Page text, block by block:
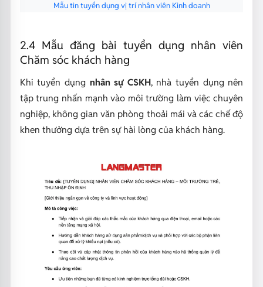
Mẫu tin tuyển dụng vị trí nhân viên Kinh doanh
2.4 Mẫu đăng bài tuyển dụng nhân viên
Chăm sóc khách hàng
Khi tuyển dụng nhân sự CSKH, nhà tuyển dụng nên
tập trung nhấn mạnh vào môi trường làm việc chuyên
nghiệp, không gian văn phòng thoải mái và các chế độ
khen thưởng dựa trên sự hài lòng của khách hàng.